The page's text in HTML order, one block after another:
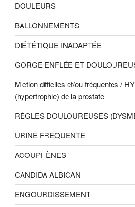
DOULEURS
BALLONNEMENTS
DIÉTÉTIQUE INADAPTÉE
GORGE ENFLÉE ET
Miction difficiles et/ou fréquentes /
(hypertrophie) de la prostate
RÈGLES DOULOUREUSES
URINE FREQUENTE
ACOUPHÈNES
CANDIDA ALBICAN
ENGOURDISSEMENT